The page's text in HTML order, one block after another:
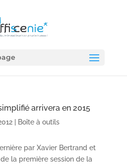
arrivera en 2015
| Boîte à outils
par Xavier Bertrand et
la première session de la